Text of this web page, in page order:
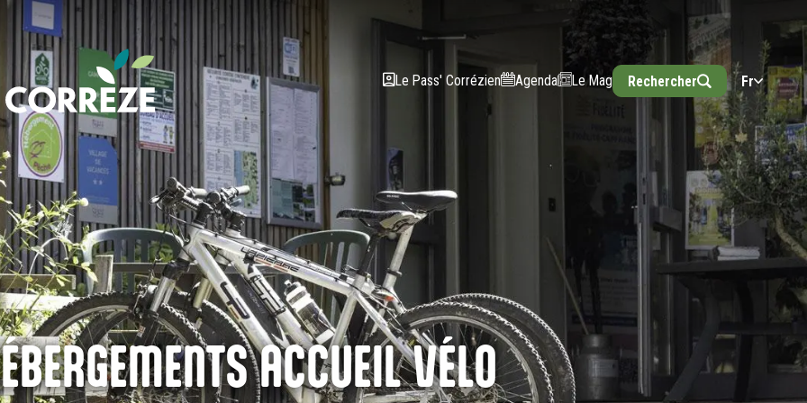
Le Pass' Corrézien Agenda Le Mag Rechercher Fr
ACCUEIL VÉLO